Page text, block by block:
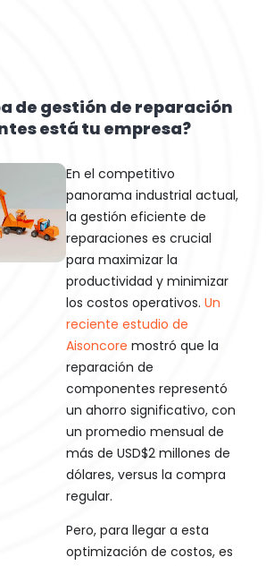
de gestión de reparación
está tu empresa?
En el competitivo
panorama industrial actual,
la gestión eficiente de
reparaciones es crucial
para maximizar la
productividad y minimizar
los costos operativos. Un
reciente estudio de
Aisoncore mostró que la
reparación de
componentes representó
un ahorro significativo, con
un promedio mensual de
más de USD$2 millones de
dólares, versus la compra
regular.
Pero, para llegar a esta
optimización de costos, es